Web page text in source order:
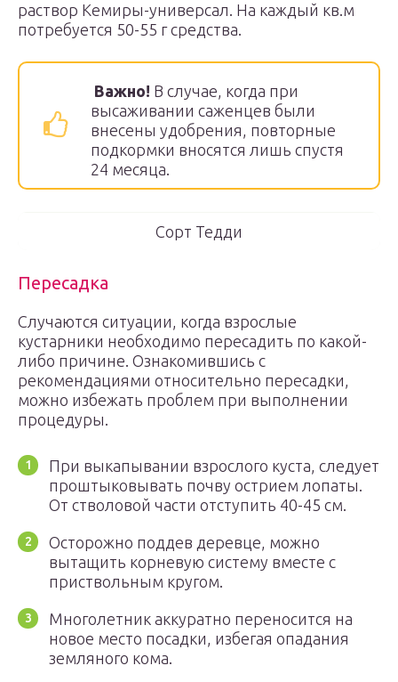
раствор Кемиры-универсал. На каждый кв.м
потребуется 50-55 г средства.
Важно! В случае, когда при
высаживании саженцев были
внесены удобрения, повторные
подкормки вносятся лишь спустя
24 месяца.
Cорт Тедди
Пересадка
Случаются ситуации, когда взрослые
кустарники необходимо пересадить по какой-
либо причине. Ознакомившись с
рекомендациями относительно пересадки,
можно избежать проблем при выполнении
процедуры.
При выкапывании взрослого куста, следует
проштыковывать почву острием лопаты.
От стволовой части отступить 40-45 см.
Осторожно поддев деревце, можно
вытащить корневую систему вместе с
приствольным кругом.
Многолетник аккуратно переносится на
новое место посадки, избегая опадания
земляного кома.